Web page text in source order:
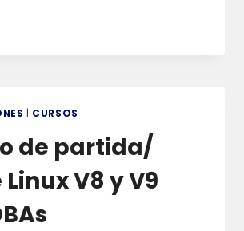
CURSOS
de partida/
V8 y V9